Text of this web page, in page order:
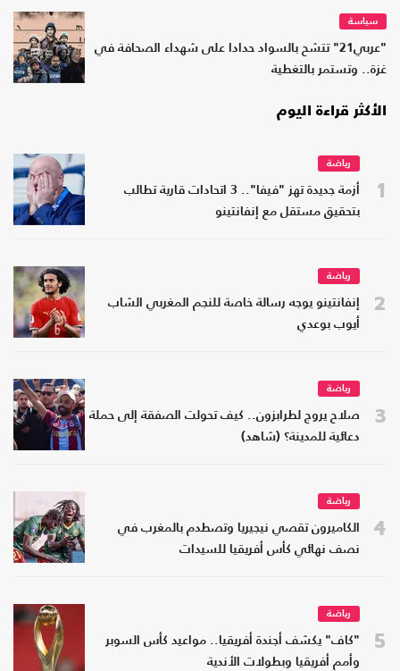
سياسة
"عربي21" تتشح بالسواد حدادا على شهداء الصحافة في
غزة.. وتستمر بالتغطية
الأكثر قراءة اليوم
1
رياضة
أزمة جديدة تهز "فيفا".. 3 اتحادات قارية تطالب
بتحقيق مستقل مع إنفانتينو
2
رياضة
إنفانتينو يوجه رسالة خاصة للنجم المغربي الشاب
أيوب بوعدي
3
رياضة
صلاح يروج لطرابزون.. كيف تحولت الصفقة إلى حملة
دعائية للمدينة؟ (شاهد)
4
رياضة
الكاميرون تقصي نيجيريا وتصطدم بالمغرب في
نصف نهائي كأس أفريقيا للسيدات
5
رياضة
"كاف" يكشف أجندة أفريقيا.. مواعيد كأس السوبر
وأمم أفريقيا وبطولات الأندية